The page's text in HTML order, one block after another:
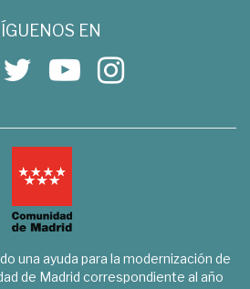
EN
una ayuda para la modernización de
de Madrid correspondiente al año